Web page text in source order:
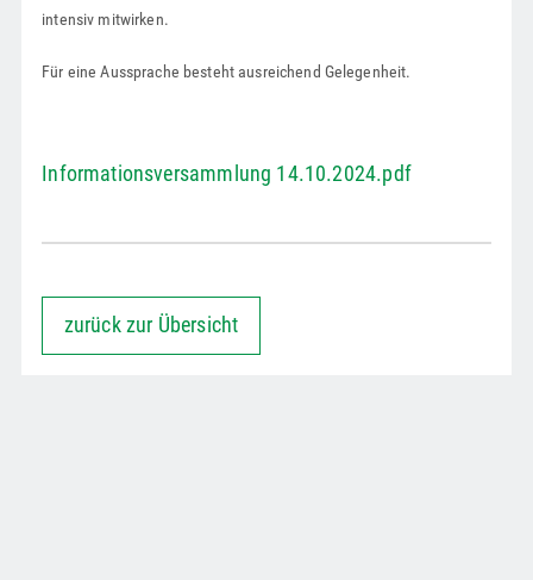
intensiv mitwirken.
Für eine Aussprache besteht ausreichend Gelegenheit.
Informationsversammlung 14.10.2024.pdf
zurück zur Übersicht